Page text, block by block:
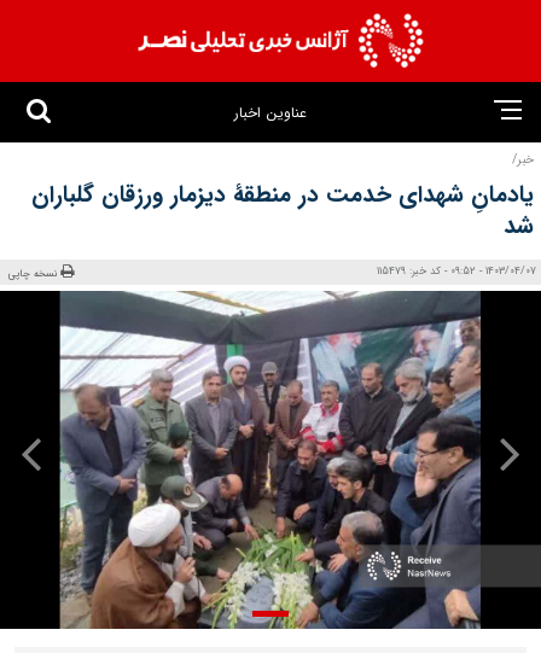
عناوین اخبار
خبر/
یادمانِ شهدای خدمت در منطقهٔ دیزمار ورزقان گلباران
شد
1403/04/07 - 09:52 - کد خبر: 115479 نسخه چاپی